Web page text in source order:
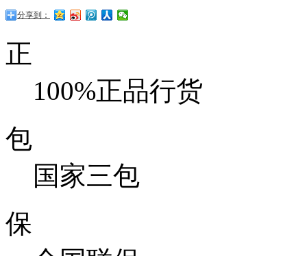
分享到：
正
100%正品行货
包
国家三包
保